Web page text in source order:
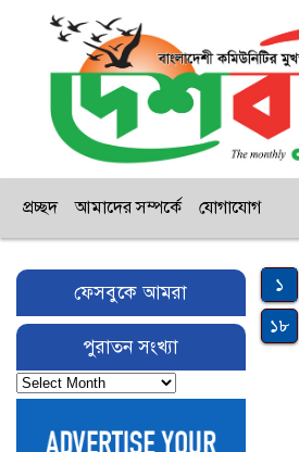
প্রচ্ছদ আমাদের সম্পর্কে যোগাযোগ
ফেসবুকে আমরা
পুরাতন সংখ্যা
পুরাতন
সংখ্যা
১
১৮